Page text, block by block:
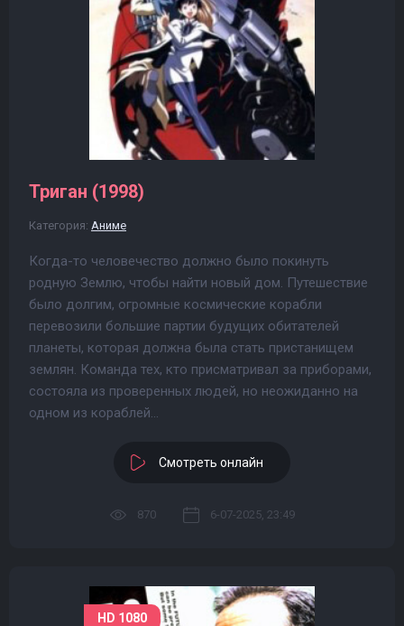
Триган (1998)
Категория: Аниме
Когда-то человечество должно было покинуть
родную Землю, чтобы найти новый дом. Путешествие
было долгим, огромные космические корабли
перевозили большие партии будущих обитателей
планеты, которая должна была стать пристанищем
землян. Команда тех, кто присматривал за приборами,
состояла из проверенных людей, но неожиданно на
одном из кораблей...
Смотреть онлайн
870 6-07-2025, 23:49
HD 1080